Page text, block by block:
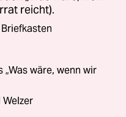
reicht).
wäre, wenn wir